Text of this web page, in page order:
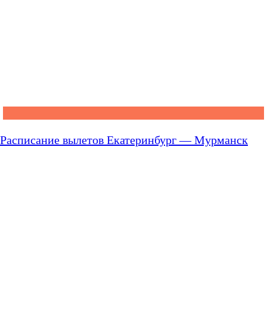
Расписание вылетов Екатеринбург — Мурманск